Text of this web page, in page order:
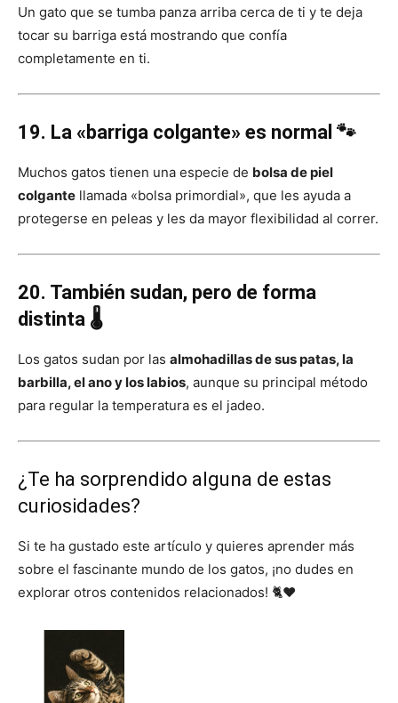
Un gato que se tumba panza arriba cerca de ti y te deja
tocar su barriga está mostrando que confía
completamente en ti.
19. La «barriga colgante» es normal 🐾
Muchos gatos tienen una especie de bolsa de piel
colgante llamada «bolsa primordial», que les ayuda a
protegerse en peleas y les da mayor flexibilidad al correr.
20. También sudan, pero de forma
distinta 🌡️
Los gatos sudan por las almohadillas de sus patas, la
barbilla, el ano y los labios, aunque su principal método
para regular la temperatura es el jadeo.
¿Te ha sorprendido alguna de estas
curiosidades?
Si te ha gustado este artículo y quieres aprender más
sobre el fascinante mundo de los gatos, ¡no dudes en
explorar otros contenidos relacionados! 🐈❤️